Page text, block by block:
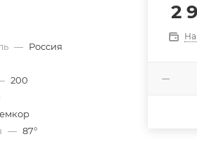
— Россия
200
— 87°
2